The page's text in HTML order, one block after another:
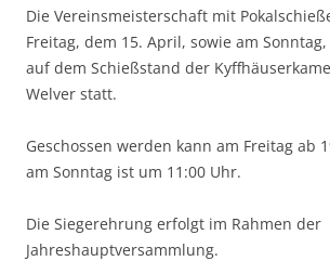
Die Vereinsmeisterschaft mit
Freitag, dem 15. April, sowie am
auf dem Schießstand der
Welver statt.
Geschossen werden kann am Freitag ab
am Sonntag ist um 11:00 Uhr.
Die Siegerehrung erfolgt im Rahmen der
Jahreshauptversammlung.